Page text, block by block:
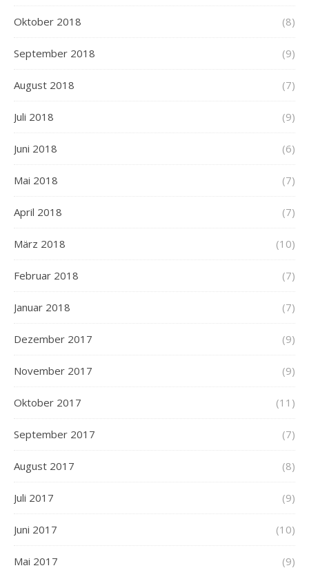
Oktober 2018 (8)
September 2018 (9)
August 2018 (7)
Juli 2018 (9)
Juni 2018 (6)
Mai 2018 (7)
April 2018 (7)
März 2018 (10)
Februar 2018 (7)
Januar 2018 (7)
Dezember 2017 (9)
November 2017 (9)
Oktober 2017 (11)
September 2017 (7)
August 2017 (8)
Juli 2017 (9)
Juni 2017 (10)
Mai 2017 (9)